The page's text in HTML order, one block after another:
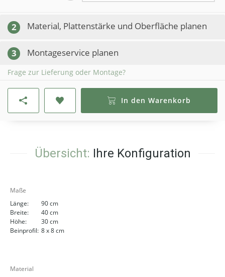
2 Material, Plattenstärke und Oberfläche planen
3 Montageservice planen
Frage zur Lieferung oder Montage?
In den Warenkorb
Übersicht: Ihre Konfiguration
Maße
Länge:
90 cm
Breite:
40 cm
Höhe:
30 cm
Beinprofil: 8 x 8 cm
Material